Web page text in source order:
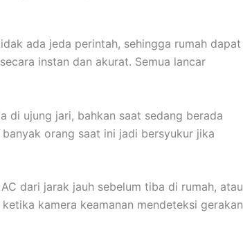
ada jeda perintah, sehingga rumah dapat
instan dan akurat. Semua lancar
di ujung jari, bahkan saat sedang berada
orang saat ini jadi bersyukur jika
dari jarak jauh sebelum tiba di rumah, atau
kamera keamanan mendeteksi gerakan